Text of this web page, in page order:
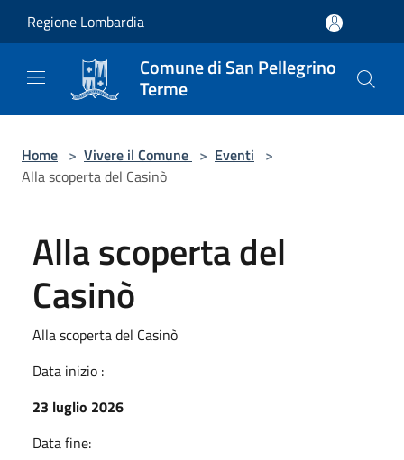
Regione Lombardia
Comune di San Pellegrino
Terme
Home > Vivere il Comune > Eventi >
Alla scoperta del Casinò
Alla scoperta del
Casinò
Alla scoperta del Casinò
Data inizio :
23 luglio 2026
Data fine: